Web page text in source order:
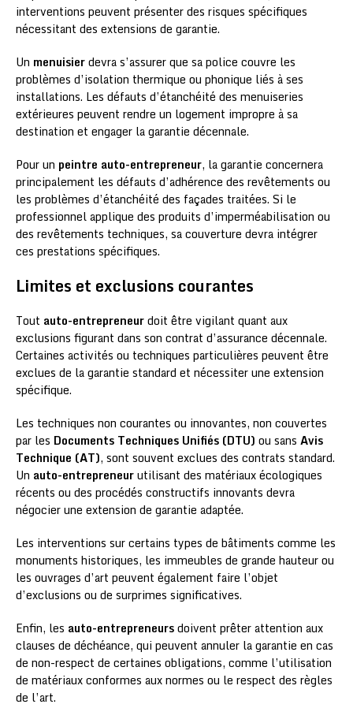
interventions peuvent présenter des risques spécifiques
nécessitant des extensions de garantie.
Un menuisierdevra s’assurer que sa police couvre les
problèmes d’isolation thermique ou phonique liés à ses
installations. Les défauts d’étanchéité des menuiseries
extérieures peuvent rendre un logement impropre à sa
destination et engager la garantie décennale.
Pour un peintre auto-entrepreneur, la garantie concernera
principalement les défauts d’adhérence des revêtements ou
les problèmes d’étanchéité des façades traitées. Si le
professionnel applique des produits d’imperméabilisation ou
des revêtements techniques, sa couverture devra intégrer
ces prestations spécifiques.
Limites et exclusions courantes
Tout auto-entrepreneurdoit être vigilant quant aux
exclusions figurant dans son contrat d’assurance décennale.
Certaines activités ou techniques particulières peuvent être
exclues de la garantie standard et nécessiter une extension
spécifique.
Les techniques non courantes ou innovantes, non couvertes
par les Documents Techniques Unifiés (DTU) ou sans Avis
Technique (AT), sont souvent exclues des contrats standard.
Un auto-entrepreneurutilisant des matériaux écologiques
récents ou des procédés constructifs innovants devra
négocier une extension de garantie adaptée.
Les interventions sur certains types de bâtiments comme les
monuments historiques, les immeubles de grande hauteur ou
les ouvrages d’art peuvent également faire l’objet
d’exclusions ou de surprimes significatives.
Enfin, les auto-entrepreneursdoivent prêter attention aux
clauses de déchéance, qui peuvent annuler la garantie en cas
de non-respect de certaines obligations, comme l’utilisation
de matériaux conformes aux normes ou le respect des règles
de l’art.